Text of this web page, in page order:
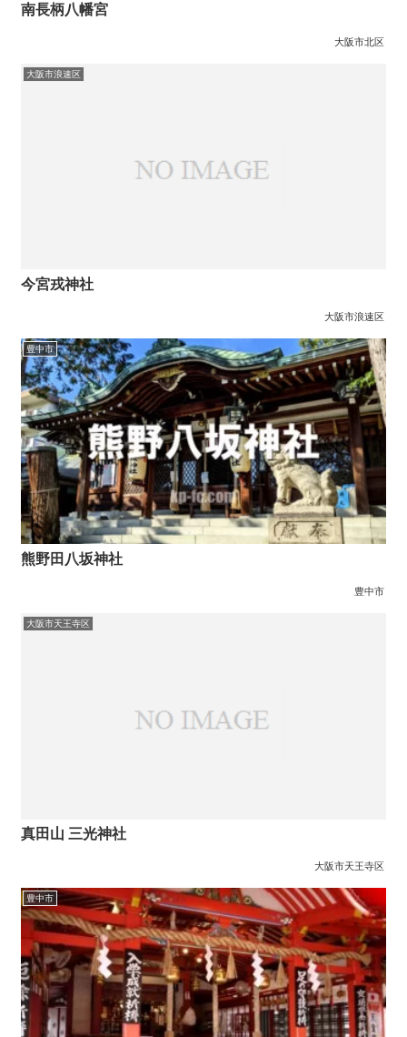
南長柄八幡宮
大阪市北区
大阪市浪速区
今宮戎神社
大阪市浪速区
豊中市
熊野田八坂神社
豊中市
大阪市天王寺区
真田山 三光神社
大阪市天王寺区
豊中市